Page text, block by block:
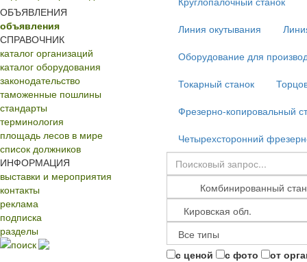
ОБЪЯВЛЕНИЯ
объявления
СПРАВОЧНИК
каталог организаций
каталог оборудования
законодательство
таможенные пошлины
стандарты
терминология
площадь лесов в мире
список должников
ИНФОРМАЦИЯ
выставки и мероприятия
контакты
реклама
подписка
разделы
поиск
Линия окутывания
Оборудование для
Токарный станок
Фрезерно-копировальный
Четырехсторонний
с ценой с фото от